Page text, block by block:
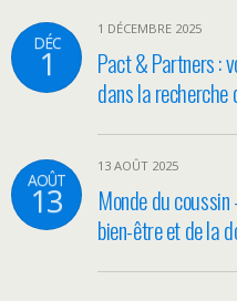
DÉC
1
1 DÉCEMBRE 2025
Pact & Partners :
dans la
AOÛT
13
13 AOÛT 2025
Monde du
bien-être et de la